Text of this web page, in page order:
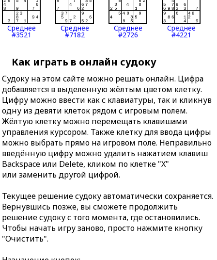
Среднее
#3521
Среднее
#7182
Среднее
#2726
Среднее
#4221
Как играть в онлайн судоку
Судоку на этом сайте можно решать онлайн. Цифра
добавляется в выделенную жёлтым цветом клетку.
Цифру можно ввести как с клавиатуры, так и кликнув
одну из девяти клеток рядом с игровым полем.
Жёлтую клетку можно перемещать клавишами
управления курсором. Также клетку для ввода цифры
можно выбрать прямо на игровом поле. Неправильно
введённую цифру можно удалить нажатием клавиш
Backspace или Delete, кликом по клетке "X"
или заменить другой цифрой.
Текущее решение судоку автоматически сохраняется.
Вернувшись позже, вы сможете продолжить
решение судоку с того момента, где остановились.
Чтобы начать игру заново, просто нажмите кнопку
"Очистить".